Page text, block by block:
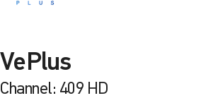
VePlus
Channel: 409 HD